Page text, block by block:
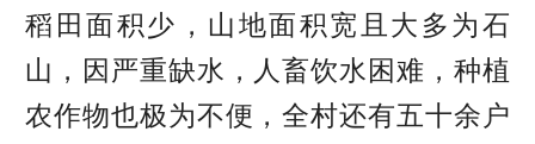
稻田面积少，山地面积宽且大多为石
山，因严重缺水，人畜饮水困难，种植
农作物也极为不便，全村还有五十余户